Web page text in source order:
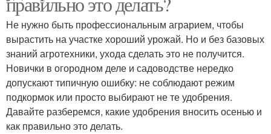
Не нужно быть профессиональным аграрием, чтобы
вырастить на участке хороший урожай. Но и без базовых
знаний агротехники, ухода сделать это не получится.
Новички в огородном деле и садоводстве нередко
допускают типичную ошибку: не соблюдают режим
подкормок или просто выбирают не те удобрения.
Давайте разберемся, какие удобрения вносить осенью и
как правильно это делать.